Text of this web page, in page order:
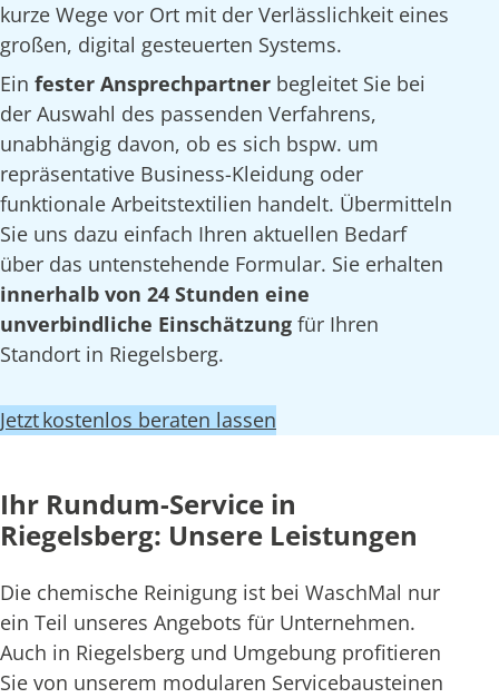
kurze Wege vor Ort mit der Verlässlichkeit eines
großen, digital gesteuerten Systems.
Ein fester Ansprechpartner begleitet Sie bei
der Auswahl des passenden Verfahrens,
unabhängig davon, ob es sich bspw. um
repräsentative Business-Kleidung oder
funktionale Arbeitstextilien handelt. Übermitteln
Sie uns dazu einfach Ihren aktuellen Bedarf
über das untenstehende Formular. Sie erhalten
innerhalb von 24 Stunden eine
unverbindliche Einschätzung für Ihren
Standort in Riegelsberg.
Jetzt kostenlos beraten lassen
Ihr Rundum-Service in
Riegelsberg: Unsere Leistungen
Die chemische Reinigung ist bei WaschMal nur
ein Teil unseres Angebots für Unternehmen.
Auch in Riegelsberg und Umgebung profitieren
Sie von unserem modularen Servicebausteinen